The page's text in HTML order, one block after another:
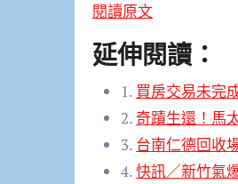
閱讀原文
延伸閱讀：
1. 買房交易未完
2.奇蹟生還！馬
3. 台南仁德回收
4.快訊／新竹氣